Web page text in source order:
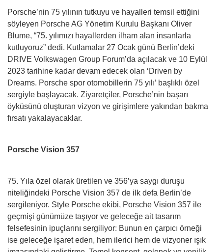
Porsche’nin 75 yılının tutkuyu ve hayalleri temsil ettiğini
söyleyen Porsche AG Yönetim Kurulu Başkanı Oliver
Blume, “75. yılımızı hayallerden ilham alan insanlarla
kutluyoruz” dedi. Kutlamalar 27 Ocak günü Berlin’deki
DRIVE Volkswagen Group Forum’da açılacak ve 10 Eylül
2023 tarihine kadar devam edecek olan ‘Driven by
Dreams. Porsche spor otomobillerin 75 yılı’ başlıklı özel
sergiyle başlayacak. Ziyaretçiler, Porsche’nin başarı
öyküsünü oluşturan vizyon ve girişimlere yakından bakma
fırsatı yakalayacaklar.
Porsche Vision 357
75. Yıla özel olarak üretilen ve 356’ya saygı duruşu
niteliğindeki Porsche Vision 357 de ilk defa Berlin’de
sergileniyor. Style Porsche ekibi, Porsche Vision 357 ile
geçmişi günümüze taşıyor ve geleceğe ait tasarım
felsefesinin ipuçlarını sergiliyor: Bunun en çarpıcı örneği
ise geleceğe işaret eden, hem ilerici hem de vizyoner ışık